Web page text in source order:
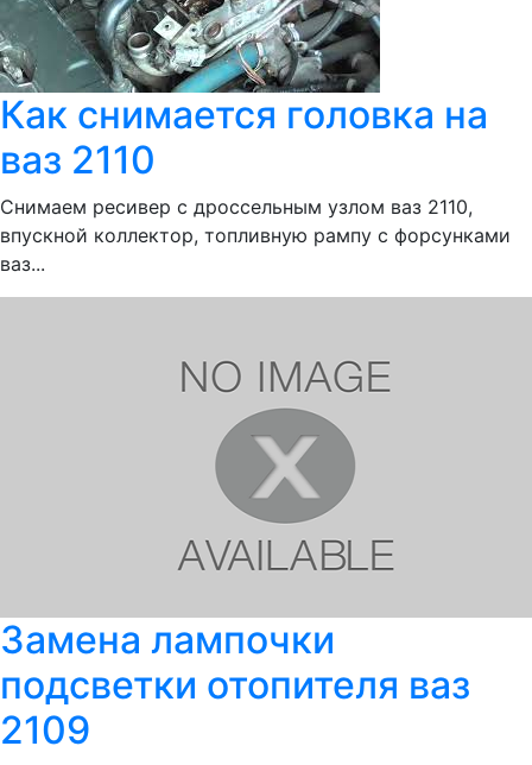
Как снимается головка на
ваз 2110
Снимаем ресивер с дроссельным узлом ваз 2110,
впускной коллектор, топливную рампу с форсунками
ваз...
Замена лампочки
подсветки отопителя ваз
2109